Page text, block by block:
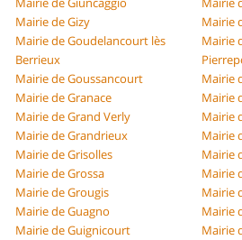
Mairie de Gizy
Mairie
Mairie de Goudelancourt lès
Berrieux
Mairie
Mairie de Goussancourt
Mairie
Mairie de Granace
Mairie
Mairie de Grand Verly
Mairie
Mairie de Grandrieux
Mairie
Mairie de Grisolles
Mairie
Mairie de Grossa
Mairie
Mairie de Grougis
Mairie
Mairie de Guagno
Mairie
Mairie de Guignicourt
Mairie